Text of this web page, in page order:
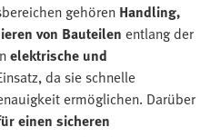
gehören Handling,
von Bauteilen entlang der
elektrische und
da sie schnelle
ermöglichen. Darüber
einen sicheren